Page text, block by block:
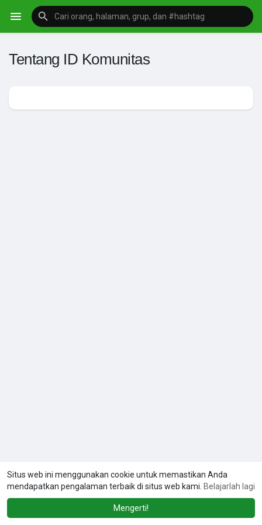
Situs web ini menggunakan cookie untuk memastikan Anda
mendapatkan pengalaman terbaik di situs web kami. Belajarlah lagi
Mengerti!
Tentang ID Komunitas